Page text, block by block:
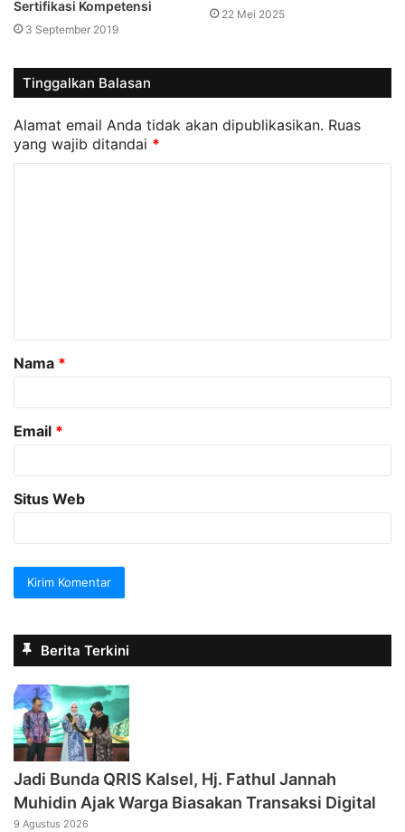
Sertifikasi Kompetensi
3 September 2019
22 Mei 2025
Tinggalkan Balasan
Alamat email Anda tidak akan dipublikasikan. Ruas
yang wajib ditandai *
a
r
Nama *
Email *
Situs Web
Berita Terkini
Jadi Bunda QRIS Kalsel, Hj. Fathul Jannah
Muhidin Ajak Warga Biasakan Transaksi Digital
9 Agustus 2026